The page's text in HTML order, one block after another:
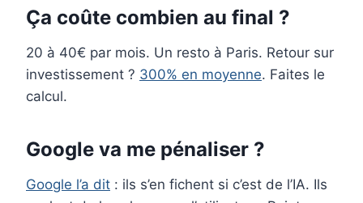
Ça coûte combien au final ?
20 à 40€ par mois. Un resto à Paris. Retour sur
investissement ? 300% en moyenne. Faites le
calcul.
Google va me pénaliser ?
Google l’a dit : ils s’en fichent si c’est de l’IA. Ils